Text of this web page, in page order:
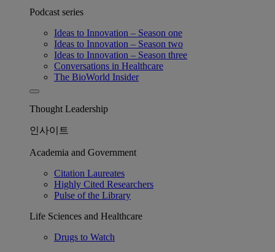
Podcast series
Ideas to Innovation – Season one
Ideas to Innovation – Season two
Ideas to Innovation – Season three
Conversations in Healthcare
The BioWorld Insider
Thought Leadership
인사이트
Academia and Government
Citation Laureates
Highly Cited Researchers
Pulse of the Library
Life Sciences and Healthcare
Drugs to Watch